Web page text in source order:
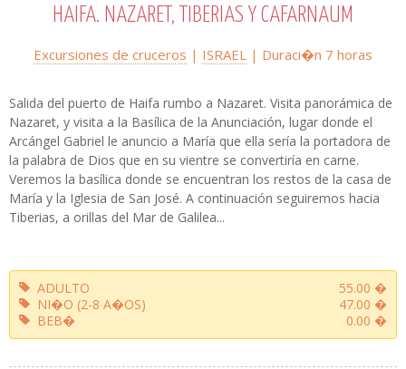
HAIFA. NAZARET, TIBERIAS Y CAFARNAUM
Excursiones de cruceros | ISRAEL | Duraci�n 7 horas
Salida del puerto de Haifa rumbo a Nazaret. Visita panorámica de
Nazaret, y visita a la Basílica de la Anunciación, lugar donde el
Arcángel Gabriel le anuncio a María que ella sería la portadora de
la palabra de Dios que en su vientre se convertiría en carne.
Veremos la basílica donde se encuentran los restos de la casa de
María y la Iglesia de San José. A continuación seguiremos hacia
Tiberias, a orillas del Mar de Galilea...
ADULTO
55.00 �
NI�O (2-8 A�OS)
47.00 �
BEB�
0.00 �